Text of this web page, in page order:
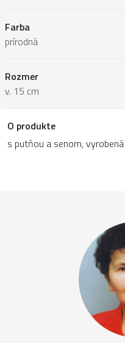
Farba
prírodná
Rozmer
v. 15 cm
O produkte
s putňou a senom,